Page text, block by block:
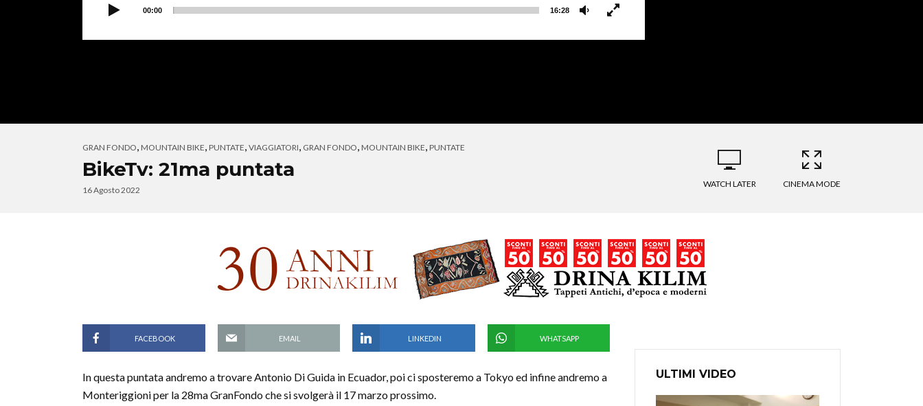
00:00 16:28
GRAN FONDO, MOUNTAIN BIKE, PUNTATE, VIAGGIATORI, GRAN FONDO, MOUNTAIN BIKE, PUNTATE
BikeTv: 21ma puntata
16 Agosto 2022
WATCH LATER CINEMA MODE
FACEBOOK EMAIL LINKEDIN WHATSAPP
In questa puntata andremo a trovare Antonio Di Guida in Ecuador, poi ci sposteremo a Tokyo ed infine andremo a
Monteriggioni per la 28ma GranFondo che si svolgerà il 17 marzo prossimo.
ULTIMI VIDEO